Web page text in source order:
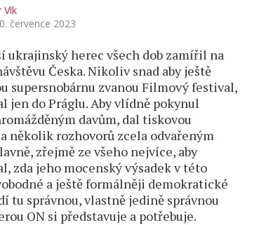
Vlk
července 2023
ukrajinský herec všech dob zamířil na
Česka. Nikoliv snad aby ještě
supersnobárnu zvanou Filmový festival,
jen do Práglu. Aby vlídně pokynul
davům, dal tiskovou
několik rozhovorů zcela odvařeným
zřejmě ze všeho nejvíce, aby
zda jeho mocenský výsadek v této
a ještě formálněji demokratické
tu správnou, vlastně jedině správnou
ON si představuje a potřebuje.